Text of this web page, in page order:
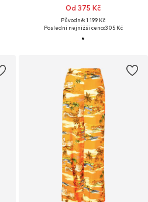
Od 375 Kč
Původně: 1 199 Kč
Poslední nejnižší cena:305 Kč